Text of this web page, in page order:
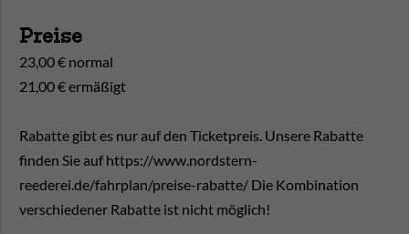
Preise
23,00 € normal
21,00 € ermäßigt
Rabatte gibt es nur auf den Ticketpreis. Unsere Rabatte
finden Sie auf https://www.nordstern-
reederei.de/fahrplan/preise-rabatte/ Die Kombination
verschiedener Rabatte ist nicht möglich!